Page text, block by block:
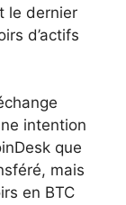
le dernier
d’actifs
intention
que
mais
en BTC